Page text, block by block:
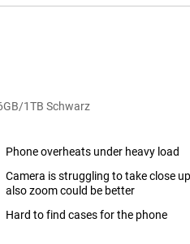
1TB Schwarz
Phone overheats under heavy load
Camera is struggling to take close
also zoom could be better
Hard to find cases for the phone